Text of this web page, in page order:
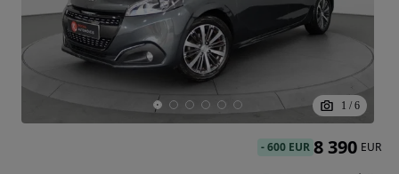
1 / 6
-600 EUR 8 390 EUR